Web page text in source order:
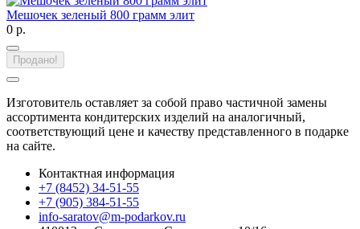
Мешочек зеленый 800 грамм элит
0 р.
Продано!
Изготовитель оставляет за собой право частичной замены
ассортимента кондитерских изделий на аналогичный,
соответствующий цене и качеству представленного в подарке
на сайте.
Контактная информация
+7 (8452) 34-51-55
+7 (905) 384-51-55
info-saratov@m-podarkov.ru